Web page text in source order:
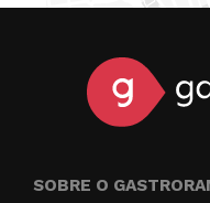
SOBRE O